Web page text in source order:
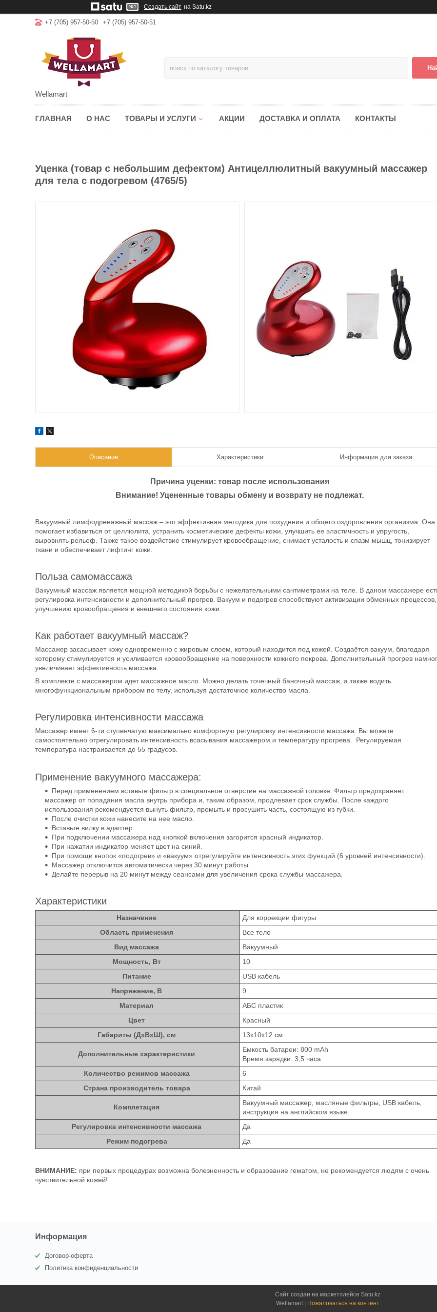
Создать сайт на Satu.kz
+7 (705) 957-50-50 +7 (705) 957-50-51
Wellamart
ГЛАВНАЯ О НАС ТОВАРЫ И УСЛУГИ АКЦИИ ДОСТАВКА И ОПЛАТА КОНТАКТЫ
Уценка (товар с небольшим дефектом) Антицеллюлитный вакуумный массажер
для тела с подогревом (4765/5)
Описание Характеристики Информация для заказа
Причина уценки: товар после использования
Внимание! Уцененные товары обмену и возврату не подлежат.
Вакуумный лимфодренажный массаж – это эффективная методика для похудения и общего оздоровления организма. Она
помогает избавиться от целлюлита, устранить косметические дефекты кожи, улучшить ее эластичность и упругость,
выровнять рельеф. Также такое воздействие стимулирует кровообращение, снимает усталость и спазм мышц, тонизирует
ткани и обеспечивает лифтинг кожи.
Польза самомассажа
Вакуумный массаж является мощной методикой борьбы с нежелательными сантиметрами на теле. В даном массажере
регулировка интенсивности и дополнительный прогрев. Вакуум и подогрев способствуют активизации обменных процессов,
улучшению кровообращения и внешнего состояния кожи.
Как работает вакуумный массаж?
Массажер засасывает кожу одновременно с жировым слоем, который находится под кожей. Создаётся вакуум, благодаря
которому стимулируется и усиливается кровообращение на поверхности кожного покрова. Дополнительный прогрев
увеличивает эффективность массажа.
В комплекте с массажером идет массажное масло. Можно делать точечный баночный массаж, а также водить
многофункциональным прибором по телу, используя достаточное количество масла.
Регулировка интенсивности массажа
Массажер имеет 6-ти ступенчатую максимально комфортную регулировку интенсивности массажа. Вы можете
самостоятельно отрегулировать интенсивность всасывания массажером и температуру прогрева. Регулируемая
температура настраивается до 55 градусов.
Применение вакуумного массажера:
Перед применением вставьте фильтр в специальное отверстие на массажной головке. Фильтр предохраняет
массажер от попадания масла внутрь прибора и, таким образом, продлевает срок службы. После каждого
использования рекомендуется вынуть фильтр, промыть и просушить часть, состоящую из губки.
После очистки кожи нанесите на нее масло.
Вставьте вилку в адаптер.
При подключении массажера над кнопкой включения загорится красный индикатор.
При нажатии индикатор меняет цвет на синий.
При помощи кнопок «подогрев» и «вакуум» отрегулируйте интенсивность этих функций (6 уровней интенсивности).
Массажер отключится автоматически через 30 минут работы.
Делайте перерыв на 20 минут между сеансами для увеличения срока службы массажера.
Характеристики
Назначение
Для коррекции фигуры
Область применения
Все тело
Вид массажа
Вакуумный
Мощность, Вт
10
Питание
USB кабель
Напряжение, В
9
Материал
АБС пластик
Цвет
Красный
Габариты (ДхВхШ), см
13х10х12 см
Дополнительные характеристики
Емкость батареи: 800 mAh
Время зарядки: 3,5 часа
Количество режимов массажа
6
Страна производитель товара
Китай
Комплетация
Вакуумный массажер, масляные фильтры, USB кабель,
инструкция на английском языке.
Регулировка интенсивности массажа
Да
Режим подогрева
Да
ВНИМАНИЕ: при первых процедурах возможна болезненность и образование гематом, не рекомендуется людям с очень
чувствительной кожей!
Информация
Договор-оферта
Политика конфиденциальности
Сайт создан на маркетплейсе Satu.kz
Пожаловаться на контент